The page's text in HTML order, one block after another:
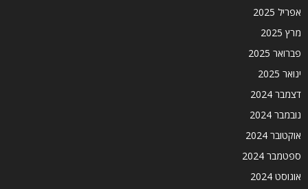
אפריל 2025
מרץ 2025
פברואר 2025
ינואר 2025
דצמבר 2024
נובמבר 2024
אוקטובר 2024
ספטמבר 2024
אוגוסט 2024